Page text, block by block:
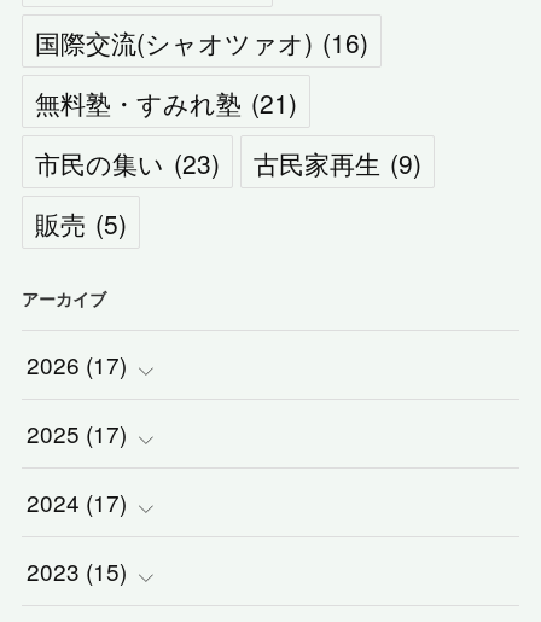
国際交流(シャオツァオ) (16)
無料塾・すみれ塾 (21)
市民の集い (23) 古民家再生 (9)
販売 (5)
アーカイブ
2026 (17)
(2)
(1)
(1)
2025 (17)
(2)
(1)
2024 (17)
(2)
2023 (15)